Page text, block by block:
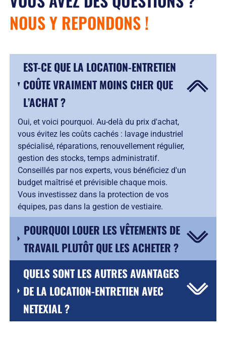
NOUS Y REPONDONS !
EST-CE QUE LA LOCATION-ENTRETIEN
COÛTE VRAIMENT MOINS CHER QUE
L’ACHAT ?
Oui, et voici pourquoi. Au-delà du prix d'achat,
vous évitez les coûts cachés : lavage industriel
spécialisé, réparations, renouvellement régulier,
gestion des stocks, temps administratif.
Conseillés par nos experts, vous bénéficiez d'un
budget maîtrisé et prévisible chaque mois.
Vous investissez dans la protection de vos
équipes, pas dans la gestion de vestiaire.
POURQUOI LOUER LES VÊTEMENTS DE
TRAVAIL PLUTÔT QUE LES ACHETER ?
QUELS SONT LES AUTRES AVANTAGES
DE LA LOCATION-ENTRETIEN AVEC
NETEXIAL ?